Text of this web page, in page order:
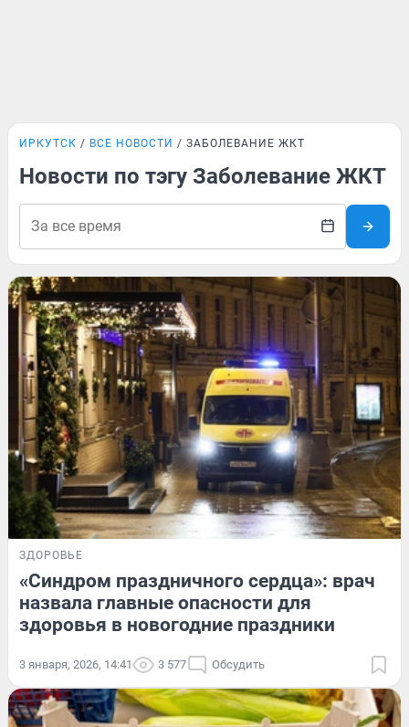
ИРКУТСК ВСЕ НОВОСТИ ЗАБОЛЕВАНИЕ ЖКТ
Новости по тэгу Заболевание ЖКТ
ЗДОРОВЬЕ
«Синдром праздничного сердца»: врач
назвала главные опасности для
здоровья в новогодние праздники
3 января, 2026, 14:41 3 577 Обсудить